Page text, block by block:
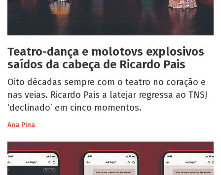
Teatro-dança e molotovs explosivos
saídos da cabeça de Ricardo Pais
Oito décadas sempre com o teatro no coração e
nas veias. Ricardo Pais a latejar regressa ao TNSJ
‘declinado’ em cinco momentos.
Ana Pina